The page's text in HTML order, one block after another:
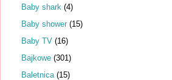
Baby shark (4)
Baby shower (15)
Baby TV (16)
Bajkowe (301)
Baletnica (15)